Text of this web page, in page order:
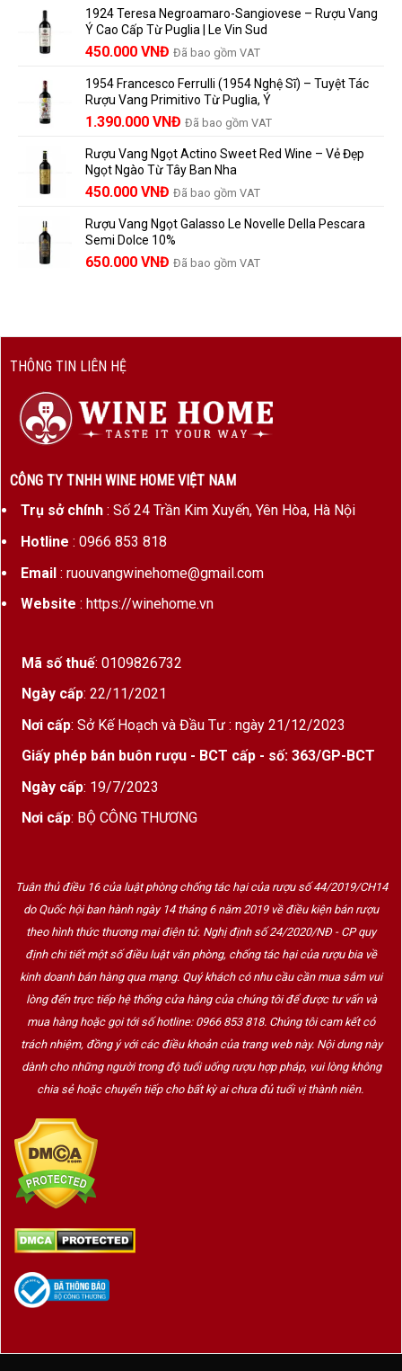
và
những
người
vang
nên
biết
Lưu
Trữ
Và
Thành
là:
858.000 VNĐ.
tại
là:
780.000 VNĐ.
1924 Teresa Negroamaro-Sangiovese – Rượu Vang
Ý Cao Cấp Từ Puglia | Le Vin Sud
Giá
là:
495.000 VNĐ.
450.000 VNĐ Giá
tại
là:
450.000 VNĐ.
Đã bao gồm VAT
1954 Francesco Ferrulli (1954 Nghệ Sĩ) – Tuyệt Tác
Rượu Vang Primitivo Từ Puglia, Ý
Giá
là:
1.529.000 VNĐ.
1.390.000 VNĐ Giá
tại
là:
1.390.000 VNĐ.
Đã bao gồm VAT
Rượu Vang Ngọt Actino Sweet Red Wine – Vẻ Đẹp
Ngọt Ngào Từ Tây Ban Nha
450.000 VNĐ Đã bao gồm VAT
Rượu Vang Ngọt Galasso Le Novelle Della Pescara
Semi Dolce 10%
650.000 VNĐ Đã bao gồm VAT
THÔNG TIN LIÊN HỆ
CÔNG TY TNHH WINE HOME VIỆT NAM
Trụ sở chính: Số 24 Trần Kim Xuyến, Yên Hòa, Hà Nội
Hotline : 0966 853 818
Email: ruouvangwinehome@gmail.com
Website : https://winehome.vn
Mã số thuế: 0109826732
Ngày cấp: 22/11/2021
Nơi cấp: Sở Kế Hoạch và Đầu Tư : ngày 21/12/2023
Giấy phép bán buôn rượu - BCT cấp - số: 363/GP-BCT
Ngày cấp: 19/7/2023
Nơi cấp: BỘ CÔNG THƯƠNG
Tuân thủ điều 16 của luật phòng chống tác hại của rượu số 44/2019/CH14
do Quốc hội ban hành ngày 14 tháng 6 năm 2019 về điều kiện bán rượu
theo hình thức thương mại điện tử. Nghị định số 24/2020/NĐ - CP quy
định chi tiết một số điều luật văn phòng, chống tác hại của rượu bia về
kinh doanh bán hàng qua mạng. Quý khách có nhu cầu cần mua sắm vui
lòng đến trực tiếp hệ thống cửa hàng của chúng tôi để được tư vấn và
mua hàng hoặc gọi tới số hotline: 0966 853 818. Chúng tôi cam kết có
trách nhiệm, đồng ý với các điều khoản của trang web này. Nội dung này
dành cho những người trong độ tuổi uống rượu hợp pháp, vui lòng không
chia sẻ hoặc chuyển tiếp cho bất kỳ ai chưa đủ tuổi vị thành niên.